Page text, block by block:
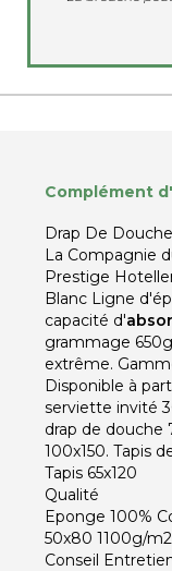
Complément
Drap De Douche
La Compagnie
Prestige
Blanc Ligne
capacité d'
grammage
extrême.
Disponible à
serviette invité
drap de douche
100x150. Tapis
Tapis 65x120
Qualité
Eponge 100%
50x80 1100g/
Conseil